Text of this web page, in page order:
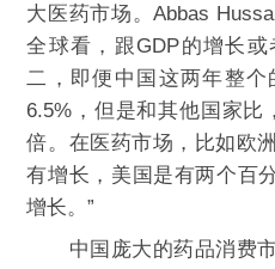
大医药市场。Abbas
全球看，跟GDP的增长
二，即便中国这两年整个
6.5%，但是和其他国家比
倍。在医药市场，比如欧
有增长，美国是有两个百
增长。”
中国庞大的药品消费市